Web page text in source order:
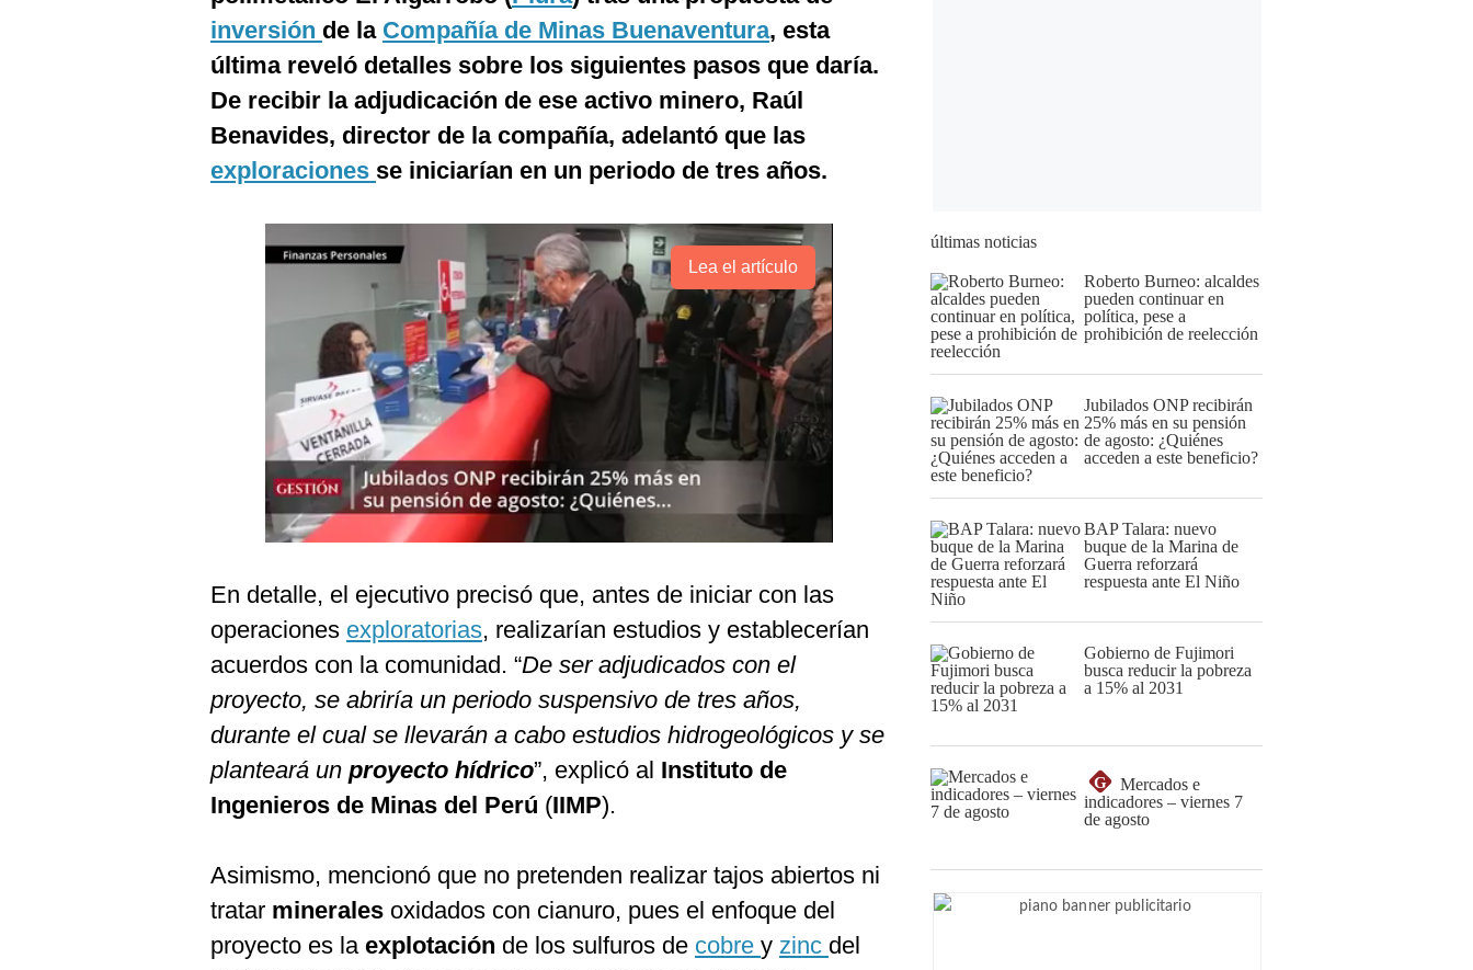
inversión de la Compañía de Minas Buenaventura, esta
última reveló detalles sobre los siguientes pasos que daría.
De recibir la adjudicación de ese activo minero, Raúl
Benavides, director de la compañía, adelantó que las
exploraciones se iniciarían en un periodo de tres años.
Lea el artículo
En detalle, el ejecutivo precisó que, antes de iniciar con las
operaciones exploratorias, realizarían estudios y establecerían
acuerdos con la comunidad. “De ser adjudicados con el
proyecto, se abriría un periodo suspensivo de tres años,
durante el cual se llevarán a cabo estudios hidrogeológicos y se
planteará un proyecto hídrico”, explicó al Instituto de
Ingenieros de Minas del Perú (IIMP).
Asimismo, mencionó que no pretenden realizar tajos abiertos ni
tratar minerales oxidados con cianuro, pues el enfoque del
proyecto es la explotación de los sulfuros de cobre y zinc del
últimas noticias
Roberto Burneo: alcaldes
pueden continuar en
política, pese a
prohibición de reelección
Jubilados ONP recibirán
25% más en su pensión
de agosto: ¿Quiénes
acceden a este beneficio?
BAP Talara: nuevo
buque de la Marina de
Guerra reforzará
respuesta ante El Niño
Gobierno de Fujimori
busca reducir la pobreza
a 15% al 2031
G
Mercados e
indicadores – viernes 7
de agosto